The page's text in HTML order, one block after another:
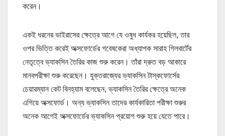
করেন।
একই ধরনের ভাইরাসের ক্ষেত্রে আগে যে ওষুধ কার্যকর হয়েছিল, তার
ওপর ভিত্তি করেই অক্সফোর্ডের গবেষকেরা অধ্যাপক সারাহ গিলবার্টের
নেতৃত্বে ভ্যাকসিন তৈরির কাজ শুরু করেন। তাঁরা দ্রুত বড় আকারে
মানবপরীক্ষা শুরু করেছেন। যুক্তরাজ্যের ভ্যাকসিন টাস্কফোর্সের
চেয়ারম্যান কেট বিনহ্যাম বলেছেন, ভ্যাকসিন তৈরির ক্ষেত্রে অনেক
এগিয়ে অক্সফোর্ড। অন্য ভ্যাকসিন তাদের কার্যকারিতা পরীক্ষা শুরুর
অনেক আগেই অক্সফোর্ডের ভ্যাকসিন প্রয়োগ শুরু হয়ে যেতে পারে।